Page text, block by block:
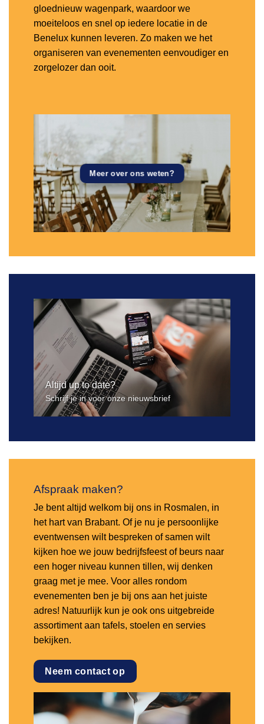
gloednieuw wagenpark, waardoor we
moeiteloos en snel op iedere locatie in de
Benelux kunnen leveren. Zo maken we het
organiseren van evenementen eenvoudiger en
zorgelozer dan ooit.
Meer over ons weten?
Altijd up to date?
Schrijf je in voor onze nieuwsbrief
Afspraak maken?
Je bent altijd welkom bij ons in Rosmalen, in
het hart van Brabant. Of je nu je persoonlijke
eventwensen wilt bespreken of samen wilt
kijken hoe we jouw bedrijfsfeest of beurs naar
een hoger niveau kunnen tillen, wij denken
graag met je mee. Voor alles rondom
evenementen ben je bij ons aan het juiste
adres! Natuurlijk kun je ook ons uitgebreide
assortiment aan tafels, stoelen en servies
bekijken.
Neem contact op